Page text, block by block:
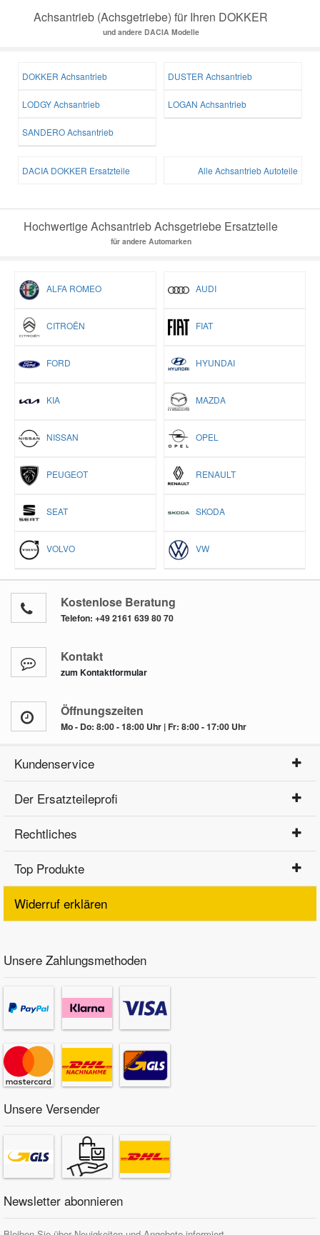
Achsantrieb (Achsgetriebe) für Ihren DOKKER
und andere DACIA Modelle
DOKKER Achsantrieb DUSTER Achsantrieb
LODGY Achsantrieb LOGAN Achsantrieb
SANDERO Achsantrieb
DACIA DOKKER Ersatzteile Alle Achsantrieb Autoteile
Hochwertige Achsantrieb Achsgetriebe Ersatzteile
für andere Automarken
ALFA ROMEO AUDI
CITROËN FIAT
FORD HYUNDAI
KIA MAZDA
NISSAN OPEL
PEUGEOT RENAULT
SEAT SKODA
VOLVO VW
Kostenlose Beratung
Telefon: +49 2161 639 80 70
Kontakt
zum Kontaktformular
Öffnungszeiten
Mo - Do: 8:00 - 18:00 Uhr | Fr: 8:00 - 17:00 Uhr
Kundenservice
Der Ersatzteileprofi
Rechtliches
Top Produkte
Widerruf erklären
Unsere Zahlungsmethoden
Unsere Versender
Newsletter abonnieren